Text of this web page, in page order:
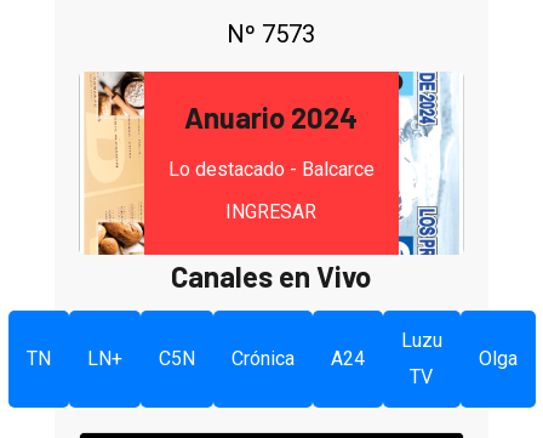
Nº 7573
Anuario 2024
Lo destacado - Balcarce
INGRESAR
Canales en Vivo
TN LN+ C5N Crónica A24
Luzu
TV
Olga